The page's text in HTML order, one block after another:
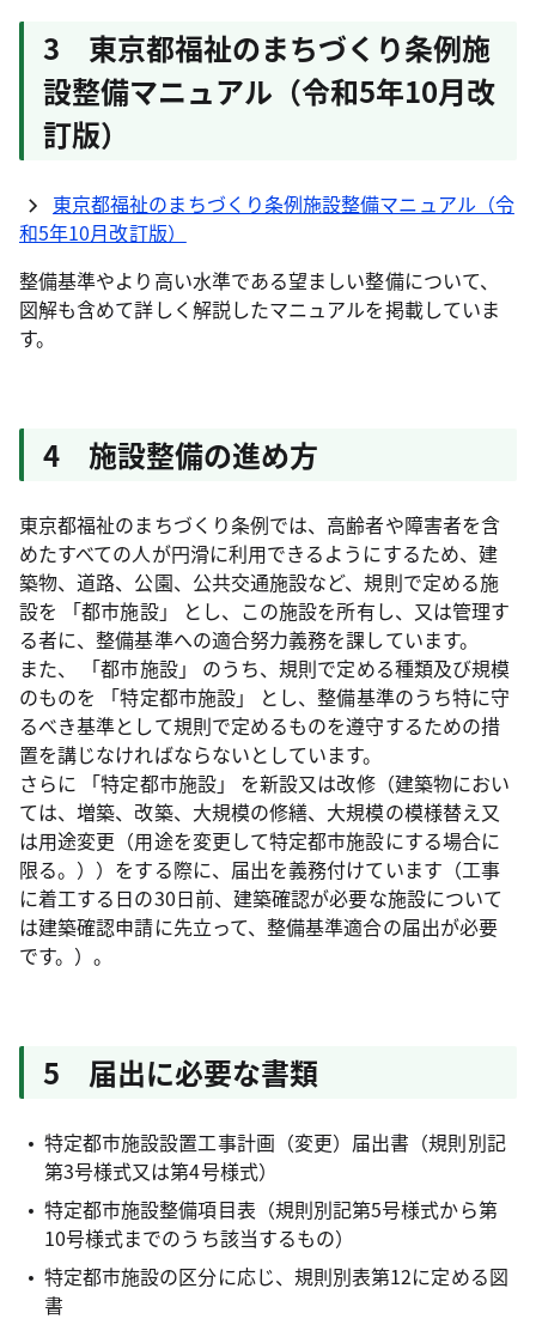
3 東京都福祉のまちづくり条例施
設整備マニュアル（令和5年10月改
訂版）
東京都福祉のまちづくり条例施設整備マニュアル（令
和5年10月改訂版）
整備基準やより高い水準である望ましい整備について、
図解も含めて詳しく解説したマニュアルを掲載していま
す。
4 施設整備の進め方
東京都福祉のまちづくり条例では、高齢者や障害者を含
めたすべての人が円滑に利用できるようにするため、建
築物、道路、公園、公共交通施設など、規則で定める施
設を
「都市施設」
とし、この施設を所有し、又は管理す
る者に、整備基準への適合努力義務を課しています。
また、
「都市施設」 のうち、規則で定める種類及び規模
のものを
「特定都市施設」
とし、整備基準のうち特に守
るべき基準として規則で定めるものを遵守するための措
置を講じなければならないとしています。
さらに
「特定都市施設」 を新設又は改修（建築物におい
ては、増築、改築、大規模の修繕、大規模の模様替え又
は用途変更（用途を変更して特定都市施設にする場合に
限る。））をする際に、届出を義務付けています（工事
に着工する日の30日前、建築確認が必要な施設について
は建築確認申請に先立って、整備基準適合の届出が必要
です。）。
5 届出に必要な書類
特定都市施設設置工事計画（変更）届出書（規則別記
第3号様式又は第4号様式）
特定都市施設整備項目表（規則別記第5号様式から第
10号様式までのうち該当するもの）
特定都市施設の区分に応じ、規則別表第12に定める図
書